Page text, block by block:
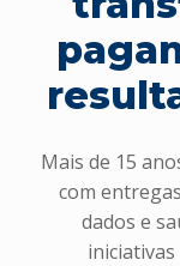
Mais de 15
com
dados e